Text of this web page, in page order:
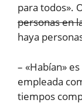
para todos».
personas en
haya
– «Habían»
empleada
tiempos